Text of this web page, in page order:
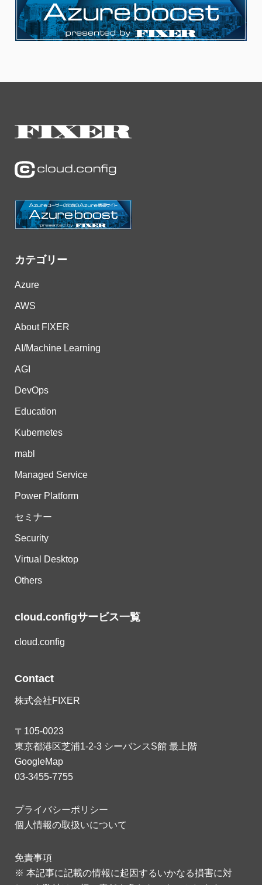
カテゴリー
Azure
AWS
About FIXER
AI/Machine Learning
AGI
DevOps
Education
Kubernetes
mabl
Managed Service
Power Platform
セミナー
Security
Virtual Desktop
Others
cloud.configサービス一覧
cloud.config
Contact
株式会社FIXER
〒105-0023
東京都港区芝浦1-2-3 シーバンスS館 最上階
GoogleMap
03-3455-7755
プライバシーポリシー
個人情報の取扱いについて
免責事項
※ 本記事に記載の情報に起因するいかなる損害に対